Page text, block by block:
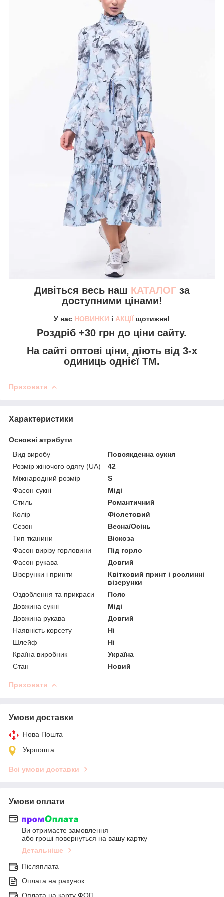
Дивіться весь наш КАТАЛОГза
доступними цінами!
У нас НОВИНКИ і АКЦІЇ щотижня!
Роздріб +30 грн до ціни сайту.
На сайті оптові ціни, діють від 3-х
одиниць однієї ТМ.
Приховати
Характеристики
Основні атрибути
Вид виробу
Повсякденна сукня
Розмір жіночого одягу (UA)
42
Міжнародний розмір
S
Фасон сукні
Міді
Стиль
Романтичний
Колір
Фіолетовий
Сезон
Весна/Осінь
Тип тканини
Віскоза
Фасон вирізу горловини
Під горло
Фасон рукава
Довгий
Візерунки і принти
Квітковий принт і рослинні
візерунки
Оздоблення та прикраси
Пояс
Довжина сукні
Міді
Довжина рукава
Довгий
Наявність корсету
Ні
Шлейф
Ні
Країна виробник
Україна
Стан
Новий
Приховати
Умови доставки
Нова Пошта
Укрпошта
Всі умови доставки
Умови оплати
Ви отримаєте замовлення
або гроші повернуться на вашу картку
Детальніше
Післяплата
Оплата на рахунок